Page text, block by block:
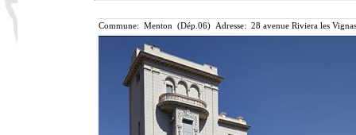
Commune: Menton (Dép.06) Adresse: 28 avenue Riviera les